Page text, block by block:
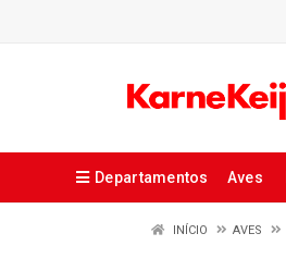
Departamentos Aves
INÍCIO AVES